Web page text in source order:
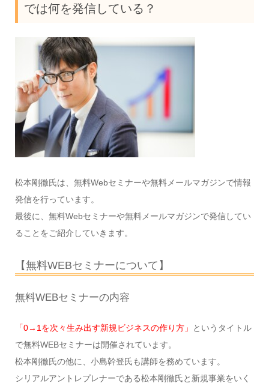
では何を発信している？
松本剛徹氏は、無料Webセミナーや無料メールマガジンで情報
発信を行っています。
最後に、無料Webセミナーや無料メールマガジンで発信してい
ることをご紹介していきます。
【無料WEBセミナーについて】
無料WEBセミナーの内容
「0→1を次々生み出す新規ビジネスの作り方」
というタイトル
で無料WEBセミナーは開催されています。
松本剛徹氏の他に、小島幹登氏も講師を務めています。
シリアルアントレプレナーである松本剛徹氏と新規事業をいく